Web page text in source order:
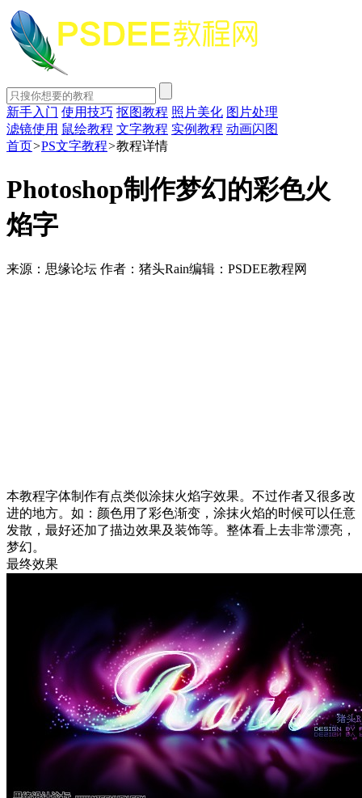
新手入门 使用技巧 抠图教程 照片美化 图片处理
滤镜使用 鼠绘教程 文字教程 实例教程 动画闪图
首页>PS文字教程>教程详情
Photoshop制作梦幻的彩色火
焰字
来源：思缘论坛 作者：猪头Rain编辑：PSDEE教程网
本教程字体制作有点类似涂抹火焰字效果。不过作者又很多改
进的地方。如：颜色用了彩色渐变，涂抹火焰的时候可以任意
发散，最好还加了描边效果及装饰等。整体看上去非常漂亮，
梦幻。
最终效果